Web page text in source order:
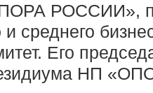
РОССИИ»,
среднего
Его
НП